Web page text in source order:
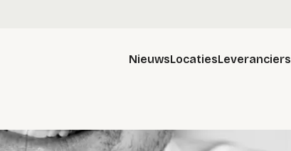
NieuwsLocatiesLeveranciers